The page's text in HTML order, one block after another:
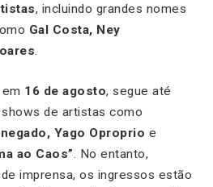
, incluindo grandes nomes
Gal Costa, Ney
.
16 de agosto, segue até
de artistas como
Yago Oproprio e
ao Caos”. No entanto,
imprensa, os ingressos estão